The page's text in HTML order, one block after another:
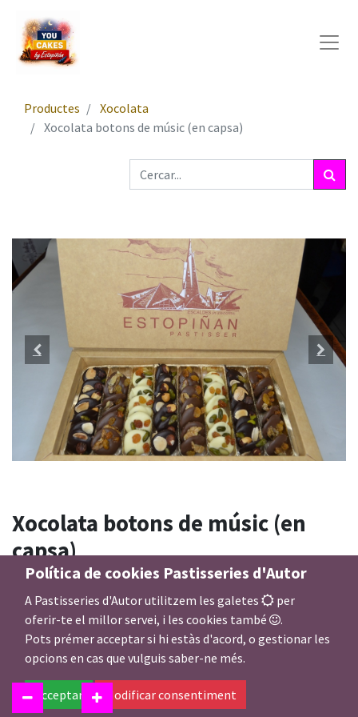
Productes
Xocolata
Xocolata botons de músic (en capsa)
Xocolata botons de músic (en
capsa)
Mida capsa botons músic
20,00€
Política de cookies Pastisseries d'Autor
A Pastisseries d'Autor utilitzem les galetes
per
oferir-te el millor servei, i les cookies també
.
Pots prémer acceptar si hi estàs d'acord, o gestionar les
opcions en cas que vulguis saber-ne més.
Acceptar Modificar consentiment